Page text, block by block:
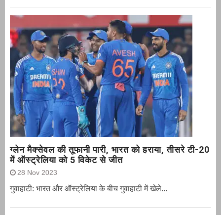
ग्‍लेन मैक्‍सेवल की तूफानी पारी, भारत को हराया, तीसरे टी-20
में ऑस्ट्रेलिया को 5 विकेट से जीत
28 Nov 2023
गुवाहाटी: भारत और ऑस्‍ट्रेलिया के बीच गुवाहाटी में खेले...